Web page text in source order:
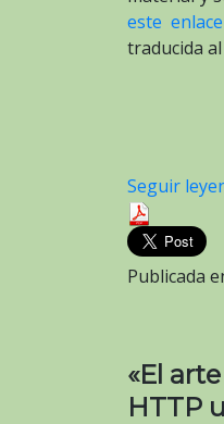
este
traducida
Seguir
Publicada
«El
HTTP